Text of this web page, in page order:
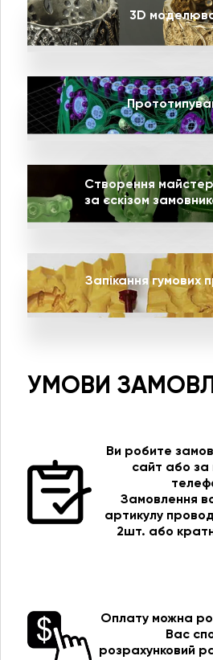
3D
Створення
за єскізом
Запікання гумових
УМОВИ
Ви робите
сайт або за
Замовлення
артикулу
2шт. або
Оплату можна
Вас
розрахунковий